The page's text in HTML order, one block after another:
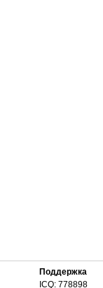
Поддержка
ICQ: 778898